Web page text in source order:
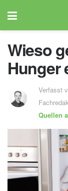
Wieso
Hunger
Verfasst
Quellen